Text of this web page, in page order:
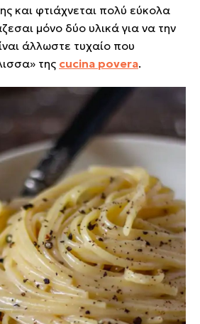
και φτιάχνεται πολύ εύκολα
μόνο δύο υλικά για να την
άλλωστε τυχαίο που
της cucina povera.